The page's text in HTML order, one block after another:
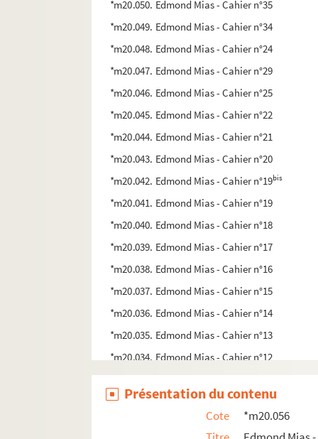
*m20.050. Edmond Mias - Cahier n°35
*m20.049. Edmond Mias - Cahier n°34
*m20.048. Edmond Mias - Cahier n°24
*m20.047. Edmond Mias - Cahier n°29
*m20.046. Edmond Mias - Cahier n°25
*m20.045. Edmond Mias - Cahier n°22
*m20.044. Edmond Mias - Cahier n°21
*m20.043. Edmond Mias - Cahier n°20
*m20.042. Edmond Mias - Cahier n°19bis
*m20.041. Edmond Mias - Cahier n°19
*m20.040. Edmond Mias - Cahier n°18
*m20.039. Edmond Mias - Cahier n°17
*m20.038. Edmond Mias - Cahier n°16
*m20.037. Edmond Mias - Cahier n°15
*m20.036. Edmond Mias - Cahier n°14
*m20.035. Edmond Mias - Cahier n°13
*m20.034. Edmond Mias - Cahier n°12
*m20.033. Edmond Mias - Cahier n°11
*m20.032. Edmond Mias - Cahier n°10
*m20.031. Edmond Mias - Cahier n°9
Présentation du contenu
Cote
*m20.056